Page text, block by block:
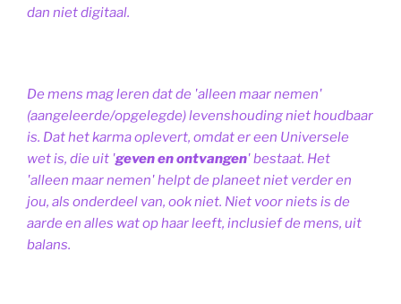
dan niet digitaal.
De mens mag leren dat de 'alleen maar nemen'
(aangeleerde/opgelegde) levenshouding niet houdbaar
is. Dat het karma oplevert, omdat er een Universele
wet is, die uit 'geven en ontvangen' bestaat. Het
'alleen maar nemen' helpt de planeet niet verder en
jou, als onderdeel van, ook niet. Niet voor niets is de
aarde en alles wat op haar leeft, inclusief de mens, uit
balans.